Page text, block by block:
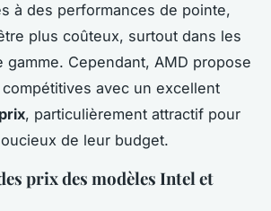
à des performances de pointe,
plus coûteux, surtout dans les
gamme. Cependant, AMD propose
avec un excellent
, particulièrement attractif pour
de leur budget.
prix des modèles Intel et